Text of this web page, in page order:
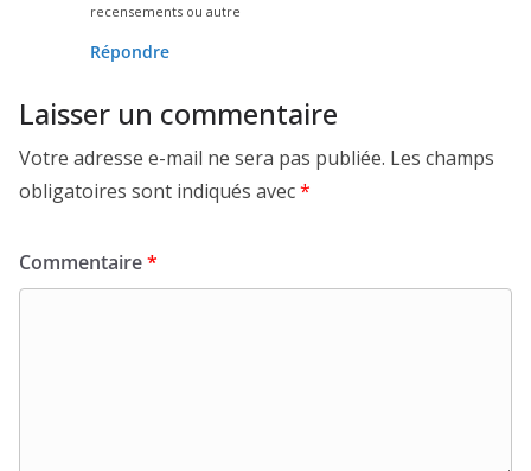
recensements ou autre
Répondre
Laisser un commentaire
Votre adresse e-mail ne sera pas publiée. Les champs
obligatoires sont indiqués avec*
Commentaire*